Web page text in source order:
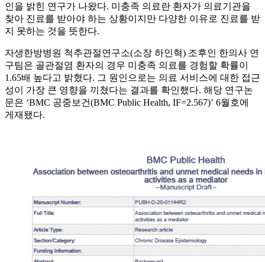
인을 밝힌 연구가 나왔다. 미충족 의료란 환자가 의료기관을
찾아 진료를 받아야 하는 상황이지만 다양한 이유로 진료를 받
지 못하는 것을 뜻한다.
자생한방병원 척추관절연구소(소장 하인혁) 조후인 한의사 연
구팀은 골관절염 환자의 경우 미충족 의료를 경험할 확률이
1.65배 높다고 밝혔다. 그 원인으로는 의료 서비스에 대한 접근
성이 가장 큰 영향을 끼쳤다는 결과를 확인했다. 해당 연구논
문은 ‘BMC 공중보건(BMC Public Health, IF=2.567)’ 6월호에
게재됐다.